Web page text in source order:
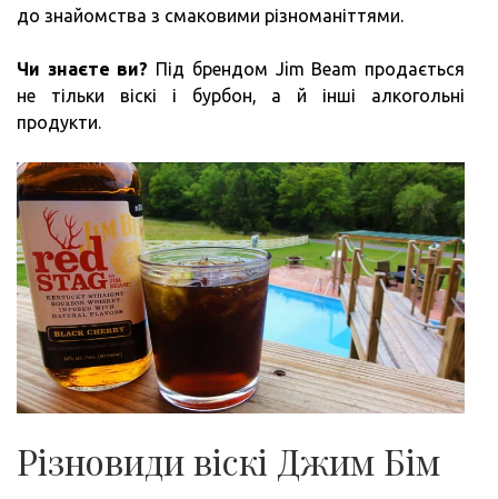
до знайомства з смаковими різноманіттями.
Чи знаєте ви? Під брендом Jim Beam продається
не тільки віскі і бурбон, а й інші алкогольні
продукти.
Різновиди віскі Джим Бім